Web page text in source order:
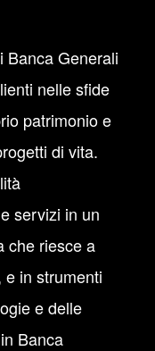
Banca Generali
nelle sfide
patrimonio e
di vita.
servizi in un
che riesce a
in strumenti
e delle
Banca